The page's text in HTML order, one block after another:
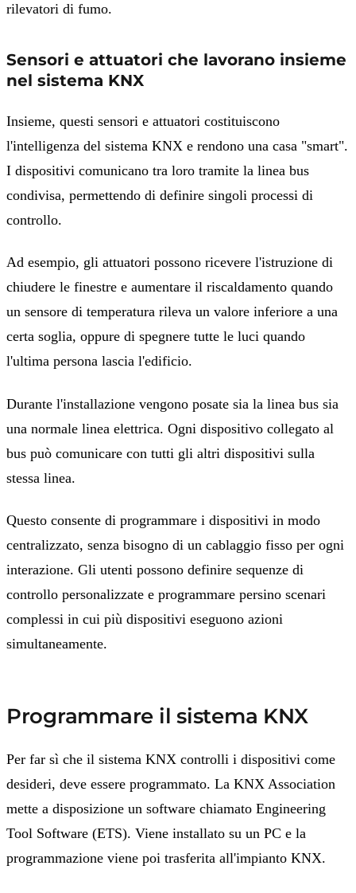
rilevatori di fumo.
Sensori e attuatori che lavorano insieme
nel sistema KNX
Insieme, questi sensori e attuatori costituiscono
l'intelligenza del sistema KNX e rendono una casa "smart".
I dispositivi comunicano tra loro tramite la linea bus
condivisa, permettendo di definire singoli processi di
controllo.
Ad esempio, gli attuatori possono ricevere l'istruzione di
chiudere le finestre e aumentare il riscaldamento quando
un sensore di temperatura rileva un valore inferiore a una
certa soglia, oppure di spegnere tutte le luci quando
l'ultima persona lascia l'edificio.
Durante l'installazione vengono posate sia la linea bus sia
una normale linea elettrica. Ogni dispositivo collegato al
bus può comunicare con tutti gli altri dispositivi sulla
stessa linea.
Questo consente di programmare i dispositivi in modo
centralizzato, senza bisogno di un cablaggio fisso per ogni
interazione. Gli utenti possono definire sequenze di
controllo personalizzate e programmare persino scenari
complessi in cui più dispositivi eseguono azioni
simultaneamente.
Programmare il sistema KNX
Per far sì che il sistema KNX controlli i dispositivi come
desideri, deve essere programmato. La KNX Association
mette a disposizione un software chiamato Engineering
Tool Software (ETS). Viene installato su un PC e la
programmazione viene poi trasferita all'impianto KNX.